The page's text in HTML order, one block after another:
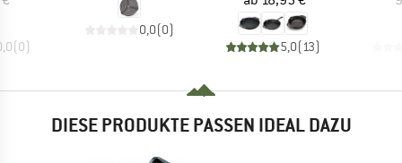
(0)
0,0(0)
5,0( 13)
DIESE PRODUKTE PASSEN IDEAL DAZU